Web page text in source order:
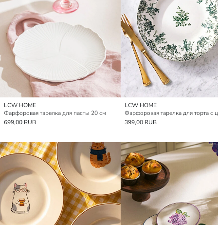
LCW HOME
Фарфоровая тарелка для пасты 20 см
699,00 RUB
LCW HOME
399,00 RUB